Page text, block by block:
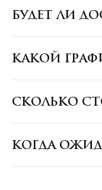
БУДЕТ ЛИ
КАКОЙ
СКОЛЬКО
КОГДА